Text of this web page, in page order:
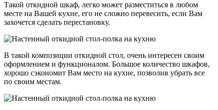
Такой откидной шкаф, легко может разместиться в любом
месте на Вашей кухне, его не сложно перевесить, если Вам
захочется сделать перестановку.
В такой композиции откидной стол, очень интересен своим
оформлением и функционалом. Большое количество шкафов,
хорошо сэкономит Вам место на кухне, позволив убрать все
по своим местам.